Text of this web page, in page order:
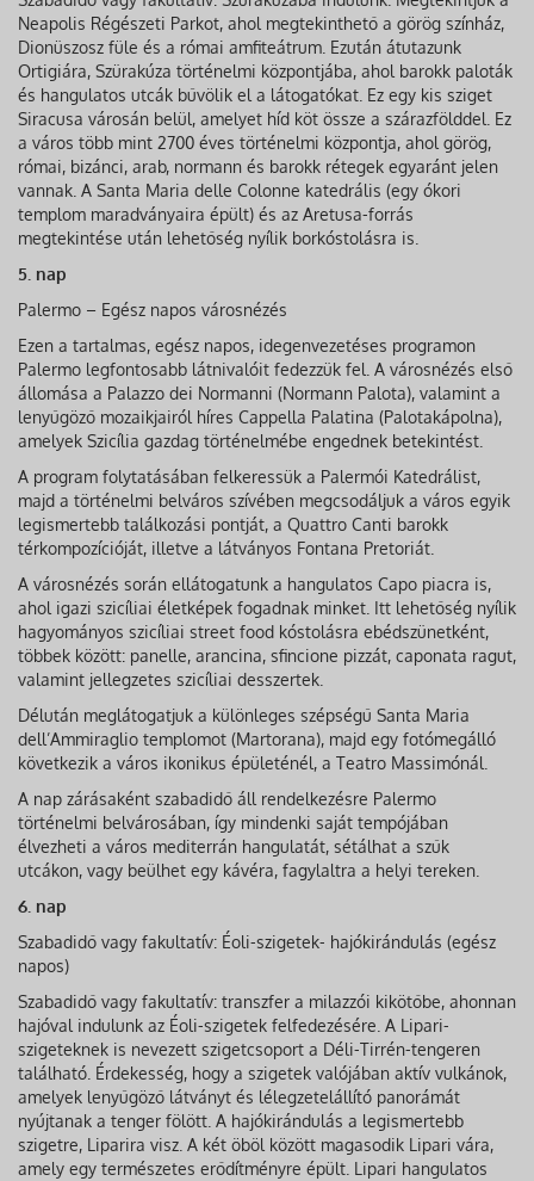
Neapolis Régészeti Parkot, ahol megtekinthető a görög színház,
Dionüszosz füle és a római amfiteátrum. Ezután átutazunk
Ortigiára, Szürakúza történelmi központjába, ahol barokk paloták
és hangulatos utcák bűvölik el a látogatókat. Ez egy kis sziget
Siracusa városán belül, amelyet híd köt össze a szárazfölddel. Ez
a város több mint 2700 éves történelmi központja, ahol görög,
római, bizánci, arab, normann és barokk rétegek egyaránt jelen
vannak. A Santa Maria delle Colonne katedrális (egy ókori
templom maradványaira épült) és az Aretusa-forrás
megtekintése után lehetőség nyílik borkóstolásra is.
5. nap
Palermo – Egész napos városnézés
Ezen a tartalmas, egész napos, idegenvezetéses programon
Palermo legfontosabb látnivalóit fedezzük fel. A városnézés első
állomása a Palazzo dei Normanni (Normann Palota), valamint a
lenyűgöző mozaikjairól híres Cappella Palatina (Palotakápolna),
amelyek Szicília gazdag történelmébe engednek betekintést.
A program folytatásában felkeressük a Palermói Katedrálist,
majd a történelmi belváros szívében megcsodáljuk a város egyik
legismertebb találkozási pontját, a Quattro Canti barokk
térkompozícióját, illetve a látványos Fontana Pretoriát.
A városnézés során ellátogatunk a hangulatos Capo piacra is,
ahol igazi szicíliai életképek fogadnak minket. Itt lehetőség nyílik
hagyományos szicíliai street food kóstolásra ebédszünetként,
többek között: panelle, arancina, sfincione pizzát, caponata ragut,
valamint jellegzetes szicíliai desszertek.
Délután meglátogatjuk a különleges szépségű Santa Maria
dell’Ammiraglio templomot (Martorana), majd egy fotómegálló
következik a város ikonikus épületénél, a Teatro Massimónál.
A nap zárásaként szabadidő áll rendelkezésre Palermo
történelmi belvárosában, így mindenki saját tempójában
élvezheti a város mediterrán hangulatát, sétálhat a szűk
utcákon, vagy beülhet egy kávéra, fagylaltra a helyi tereken.
6. nap
Szabadidő vagy fakultatív: Éoli-szigetek- hajókirándulás (egész
napos)
Szabadidő vagy fakultatív: transzfer a milazzói kikötőbe, ahonnan
hajóval indulunk az Éoli-szigetek felfedezésére. A Lipari-
szigeteknek is nevezett szigetcsoport a Déli-Tirrén-tengeren
található. Érdekesség, hogy a szigetek valójában aktív vulkánok,
amelyek lenyűgöző látványt és lélegzetelállító panorámát
nyújtanak a tenger fölött. A hajókirándulás a legismertebb
szigetre, Liparira visz. A két öböl között magasodik Lipari vára,
amely egy természetes erődítményre épült. Lipari hangulatos